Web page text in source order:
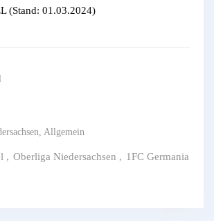
(Stand: 01.03.2024)
Allgemein
, Oberliga Niedersachsen , 1FC Germania